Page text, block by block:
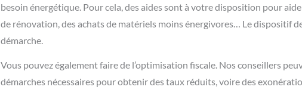
besoin énergétique. Pour cela, des aides sont à votre disposition pour
de rénovation, des achats de matériels moins énergivores… Ledispositif
démarche.
Vous pouvez également faire de l’optimisation fiscale. Nos conseillers
démarches nécessaires pour obtenir des taux réduits, voire des